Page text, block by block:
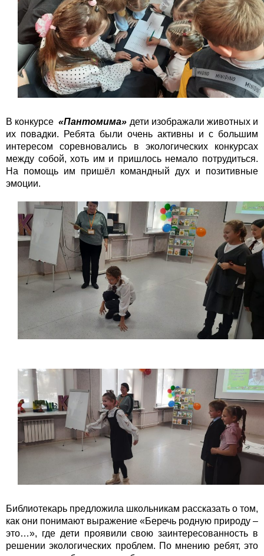
В конкурсе«Пантомима» дети изображали животных и
их повадки. Ребята были очень активны и с большим
интересом соревновались в экологических конкурсах
между собой, хоть им и пришлось немало потрудиться.
На помощь им пришёл командный дух и позитивные
эмоции.
Библиотекарь предложила школьникам рассказать о том,
как они понимают выражение «Беречь родную природу –
это…», где дети проявили свою заинтересованность в
решении экологических проблем. По мнению ребят, это